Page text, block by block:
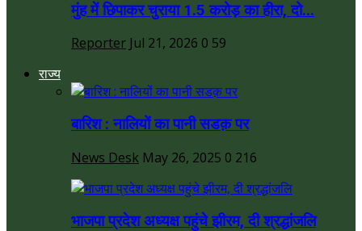
मुंह में छिपाकर चुराया 1.5 करोड़ का हीरा, दो...
Reporter Jul 21, 2026 0 59
राज्य
बारिश : नालियों का पानी सडक़ पर
News Desk May 26, 2025 0 216
भाजपा प्रदेश अध्यक्ष पहुंचे झीरम, दी श्रद्धांजलि